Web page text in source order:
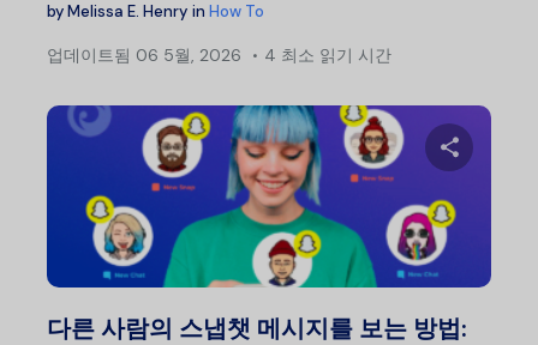
byMelissa E. Henry in How To
업데이트됨 06 5월, 2026 4 최소 읽기 시간
다른 사람의 스냅챗 메시지를 보는 방법: